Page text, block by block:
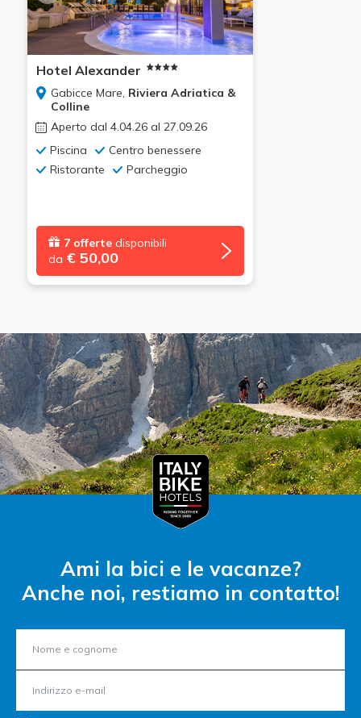
Hotel Alexander
Gabicce Mare, Riviera Adriatica &
Colline
Aperto dal 4.04.26 al 27.09.26
Piscina
Centro benessere
Ristorante
Parcheggio
7 offerte disponibili
da € 50,00
Ami la bici e le vacanze?
Anche noi, restiamo in contatto!